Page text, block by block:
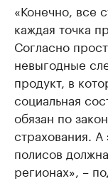
«Конечно, все
каждая точка
Согласно
невыгодные
продукт, в
социальная
обязан по
страхования. А
полисов
регионах», –